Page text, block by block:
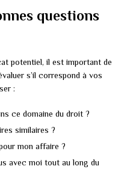
questions
potentiel, il est important de
s’il correspond à vos
:
ce domaine du droit ?
similaires ?
mon affaire ?
avec moi tout au long du